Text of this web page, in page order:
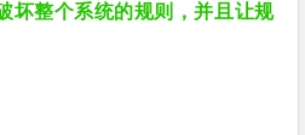
坏整个系统的规则，并且让规